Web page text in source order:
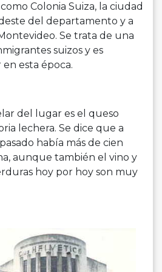
Colonia Suiza, la ciudad
del departamento y a
Se trata de una
suizos y es
en esta época.
del lugar es el queso
lechera. Se dice que a
había más de cien
aunque también el vino y
hoy por hoy son muy